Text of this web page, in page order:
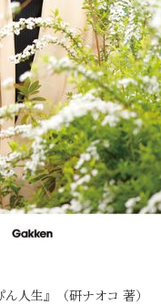
ん人生』（研ナオコ 著）